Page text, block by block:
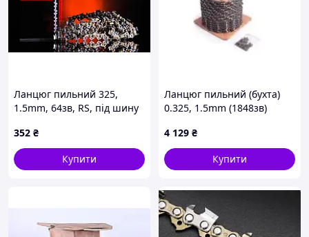
Ланцюг пильний 325,
1.5mm, 64зв, RS, під шину
340/345 EVO, TM-N-276378
352 ₴
Купити
Ланцюг пильний (бухта)
0.325, 1.5mm (1848зв)
4 129 ₴
Купити